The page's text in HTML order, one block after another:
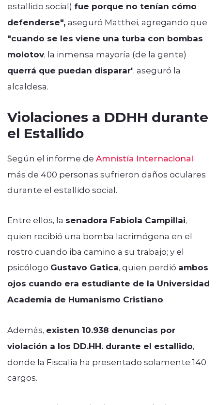
estallido social) fue porque no tenían cómo
defenderse", aseguró Matthei, agregando que
"cuando se les viene una turba con bombas
molotov, la inmensa mayoría (de la gente)
querrá que puedan disparar", aseguró la
alcaldesa.
Violaciones a DDHH durante
el Estallido
Según el informe de Amnistía Internacional,
más de 400 personas sufrieron daños oculares
durante el estallido social.
Entre ellos, la senadora Fabiola Campillai,
quien recibió una bomba lacrimógena en el
rostro cuando iba camino a su trabajo; y el
psicólogo Gustavo Gatica, quien perdió ambos
ojos cuando era estudiante de la Universidad
Academia de Humanismo Cristiano.
Además, existen 10.938 denuncias por
violación a los DD.HH. durante el estallido,
donde la Fiscalía ha presentado solamente 140
cargos.